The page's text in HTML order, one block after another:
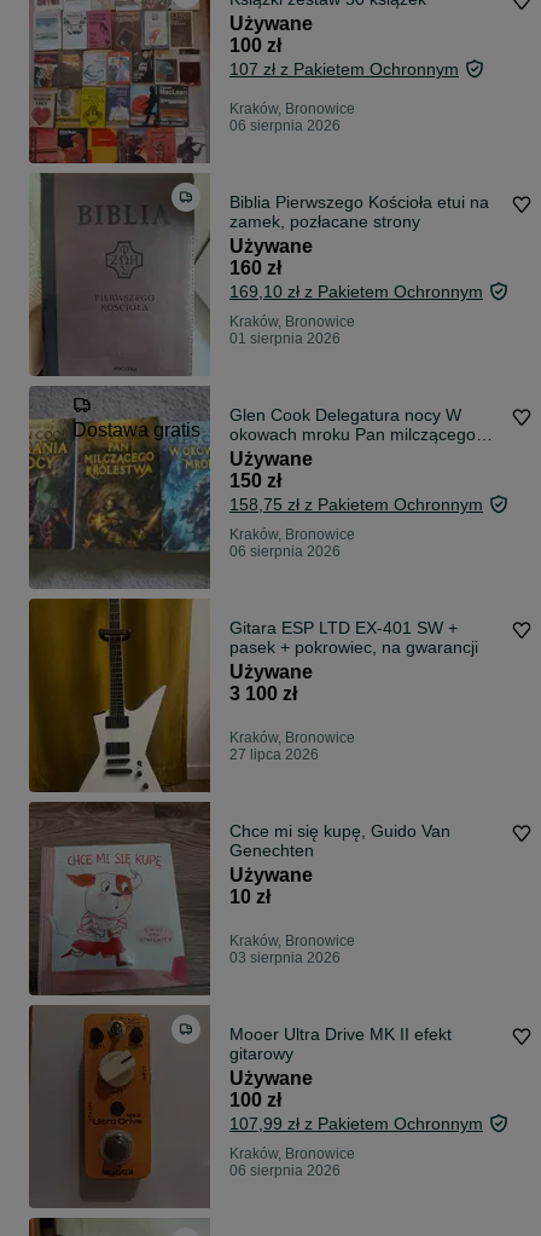
Używane
100 zł
107 zł z Pakietem Ochronnym
Kraków, Bronowice
06 sierpnia 2026
Biblia Pierwszego Kościoła etui na
zamek, pozłacane strony
Używane
160 zł
169,10 zł z Pakietem Ochronnym
Kraków, Bronowice
01 sierpnia 2026
Dostawa gratis
Glen Cook Delegatura nocy W
okowach mroku Pan milczącego
królestwa
Używane
150 zł
158,75 zł z Pakietem Ochronnym
Kraków, Bronowice
06 sierpnia 2026
Gitara ESP LTD EX-401 SW +
pasek + pokrowiec, na gwarancji
Używane
3 100 zł
Kraków, Bronowice
27 lipca 2026
Chce mi się kupę, Guido Van
Genechten
Używane
10 zł
Kraków, Bronowice
03 sierpnia 2026
Mooer Ultra Drive MK II efekt
gitarowy
Używane
100 zł
107,99 zł z Pakietem Ochronnym
Kraków, Bronowice
06 sierpnia 2026